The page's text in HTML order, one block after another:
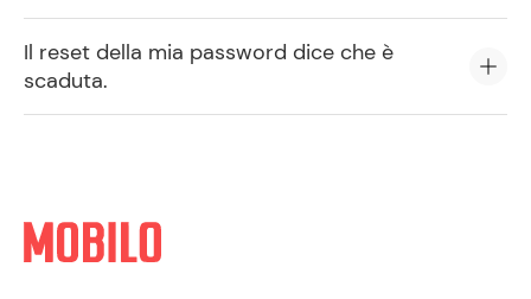
Il reset della mia password dice che è
scaduta.